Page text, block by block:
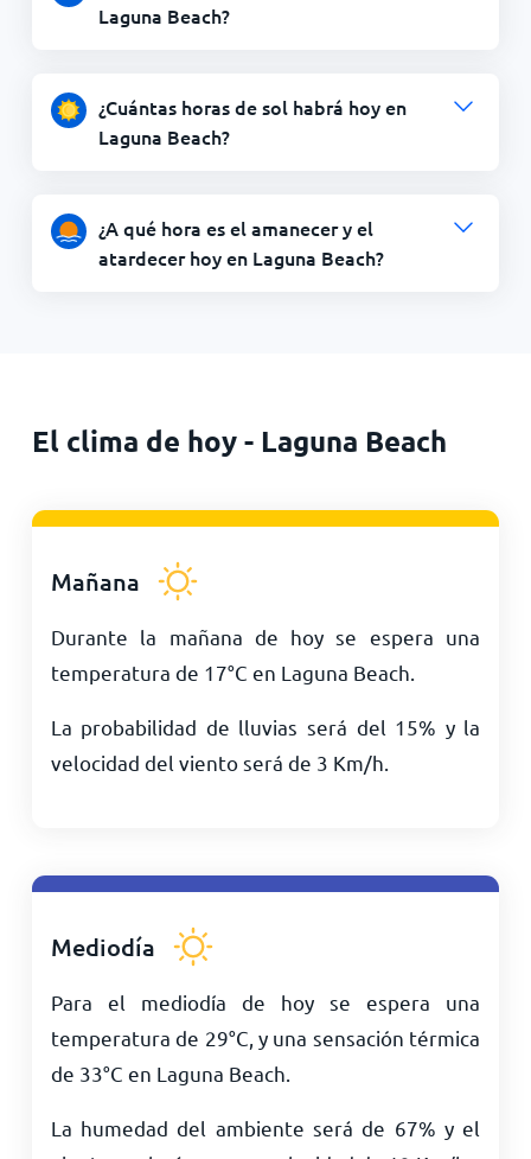
Laguna Beach?
¿Cuántas horas de sol habrá hoy en
Laguna Beach?
¿A qué hora es el amanecer y el
atardecer hoy en Laguna Beach?
El clima de hoy - Laguna Beach
Mañana
Durante la mañana de hoy se espera una
temperatura de 17°C en Laguna Beach.
La probabilidad de lluvias será del 15% y la
velocidad del viento será de 3 Km/h
Mediodía
Para el mediodía de hoy se espera una
temperatura de 29°C , y una sensación térmica
de 33°C en Laguna Beach.
La humedad del ambiente será de 67% y el